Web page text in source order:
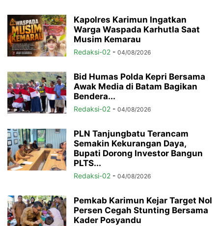
Kapolres Karimun Ingatkan
Warga Waspada Karhutla Saat
Musim Kemarau
Redaksi-02 - 04/08/2026
Bid Humas Polda Kepri Bersama
Awak Media di Batam Bagikan
Bendera...
Redaksi-02 - 04/08/2026
PLN Tanjungbatu Terancam
Semakin Kekurangan Daya,
Bupati Dorong Investor Bangun
PLTS...
Redaksi-02 - 04/08/2026
Pemkab Karimun Kejar Target Nol
Persen Cegah Stunting Bersama
Kader Posyandu